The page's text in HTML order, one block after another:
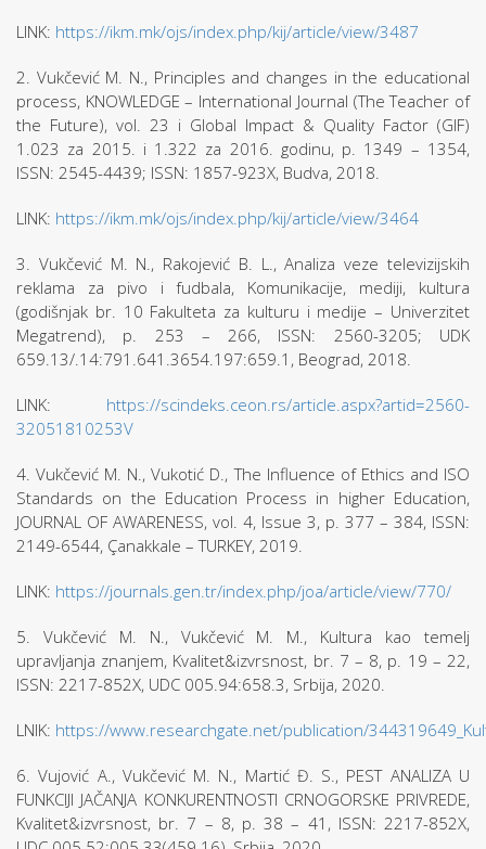
LINK: https://ikm.mk/ojs/index.php/kij/article/view/3487
2. Vukčević M. N., Principles and changes in the educational
process, KNOWLEDGE – International Journal (The Teacher of
the Future), vol. 23 i Global Impact & Quality Factor (GIF)
1.023 za 2015. i 1.322 za 2016. godinu, p. 1349 – 1354,
ISSN: 2545-4439; ISSN: 1857-923X, Budva, 2018.
LINK: https://ikm.mk/ojs/index.php/kij/article/view/3464
3. Vukčević M. N., Rakojević B. L., Analiza veze televizijskih
reklama za pivo i fudbala, Komunikacije, mediji, kultura
(godišnjak br. 10 Fakulteta za kulturu i medije – Univerzitet
Megatrend), p. 253 – 266, ISSN: 2560-3205; UDK
659.13/.14:791.641.3654.197:659.1, Beograd, 2018.
LINK: https://scindeks.ceon.rs/article.aspx?artid=2560-
32051810253V
4. Vukčević M. N., Vukotić D., The Influence of Ethics and ISO
Standards on the Education Process in higher Education,
JOURNAL OF AWARENESS, vol. 4, Issue 3, p. 377 – 384, ISSN:
2149-6544, Çanakkale – TURKEY, 2019.
LINK: https://journals.gen.tr/index.php/joa/article/view/770/
5. Vukčević M. N., Vukčević M. M., Kultura kao temelj
upravljanja znanjem, Kvalitet&izvrsnost, br. 7 – 8, p. 19 – 22,
ISSN: 2217-852X, UDC 005.94:658.3, Srbija, 2020.
LNIK: https://www.researchgate.net/publication/
6. Vujović A., Vukčević M. N., Martić Đ. S., PEST ANALIZA U
FUNKCIJI JAČANJA KONKURENTNOSTI CRNOGORSKE PRIVREDE,
Kvalitet&izvrsnost, br. 7 – 8, p. 38 – 41, ISSN: 2217-852X,